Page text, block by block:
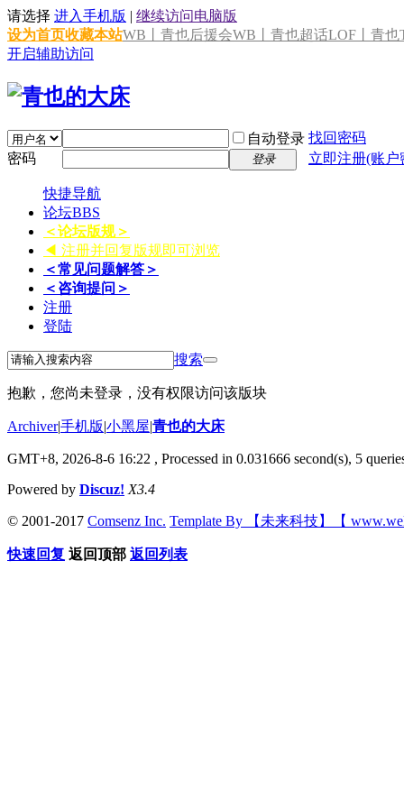
请选择 进入手机版 | 继续访问电脑版
设为首页收藏本站WB丨青也后援会WB丨青也超话LOF丨青也
开启辅助访问
自动登录 找回密码
密码
登录 立即注册(账
快捷导航
论坛BBS
＜论坛版规＞
◀ 注册并回复版规即可浏览
＜常见问题解答＞
＜咨询提问＞
注册
登陆
搜索
抱歉，您尚未登录，没有权限访问该版块
Archiver|手机版|小黑屋|青也的大床
GMT+8, 2026-8-6 16:22 , Processed in 0.031666 second(s), 5
Powered by Discuz! X3.4
© 2001-2017 Comsenz Inc. Template By 【未来科技】【
快速回复 返回顶部 返回列表